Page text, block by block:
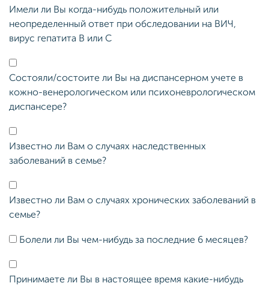
Имели ли Вы когда-нибудь положительный или
неопределенный ответ при обследовании на ВИЧ,
вирус гепатита В или С
Состояли/состоите ли Вы на диспансерном учете в
кожно-венерологическом или психоневрологическом
диспансере?
Известно ли Вам о случаях наследственных
заболеваний в семье?
Известно ли Вам о случаях хронических заболеваний в
семье?
Болели ли Вы чем-нибудь за последние 6 месяцев?
Принимаете ли Вы в настоящее время какие-нибудь